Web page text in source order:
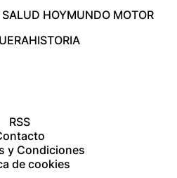
HOYMUNDO MOTOR
HISTORIA
RSS
y Condiciones
de cookies